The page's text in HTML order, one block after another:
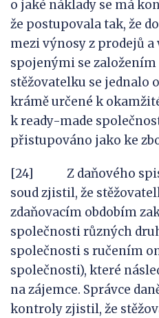
o jaké náklady se má
že postupovala tak, že
mezi výnosy z prodejů
spojenými se
stěžovatelku se jednalo
krámě určené k
k ready-made
přistupováno jako ke
[24] Z daňového
soud zjistil, že
zdaňovacím obdobím
společnosti různých
společnosti s ručením
společnosti), které
na zájemce. Správce
kontroly zjistil, že